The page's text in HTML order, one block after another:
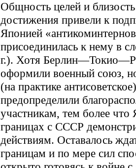
Общность целей и
достижения привели к
Японией
присоединилась к нему в
г.). Хотя
оформили военный союз,
(на практике
предопределили
участникам, тем более
границах с СССР
действиям. Оставалось
границам и по мере сил